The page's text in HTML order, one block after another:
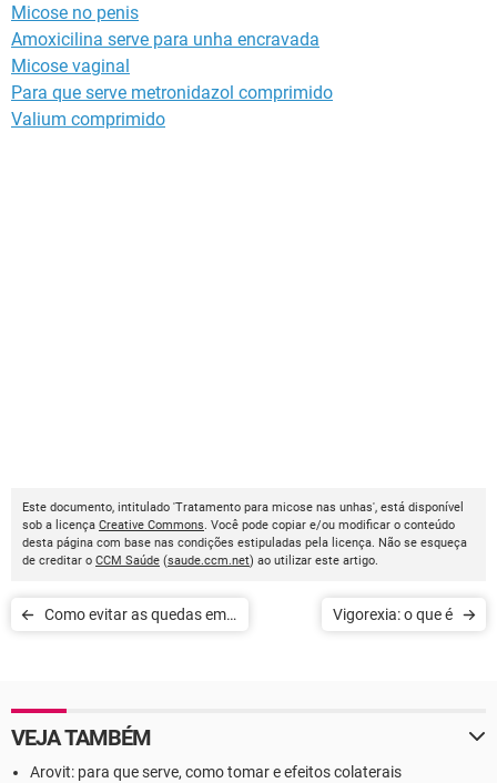
Micose no penis
Amoxicilina serve para unha encravada
Micose vaginal
Para que serve metronidazol comprimido
Valium comprimido
Este documento, intitulado 'Tratamento para micose nas unhas', está disponível
sob a licença Creative Commons. Você pode copiar e/ou modificar o conteúdo
desta página com base nas condições estipuladas pela licença. Não se esqueça
de creditar o CCM Saúde (saude.ccm.net) ao utilizar este artigo.
Como evitar as quedas em
Vigorexia: o que é
VEJA TAMBÉM
Arovit: para que serve, como tomar e efeitos colaterais